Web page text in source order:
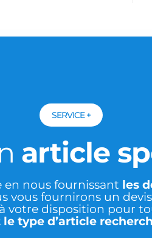
SERVICE +
article
nous fournissant les
vous fournirons un
votre disposition pour
le type d’article